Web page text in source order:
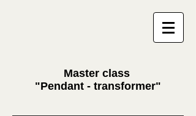
Master class
"Pendant - transformer"